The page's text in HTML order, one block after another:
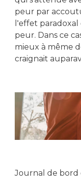
peur par
l'effet
peur. Dans ce
mieux à même
craignait
Journal de bord